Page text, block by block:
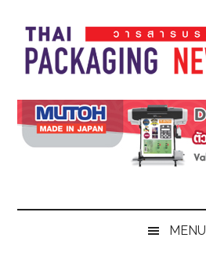
main
content
secondary
menu
primary
sidebar
footer
Thai
Pack
Magazine
Pack
Magazine
MENU